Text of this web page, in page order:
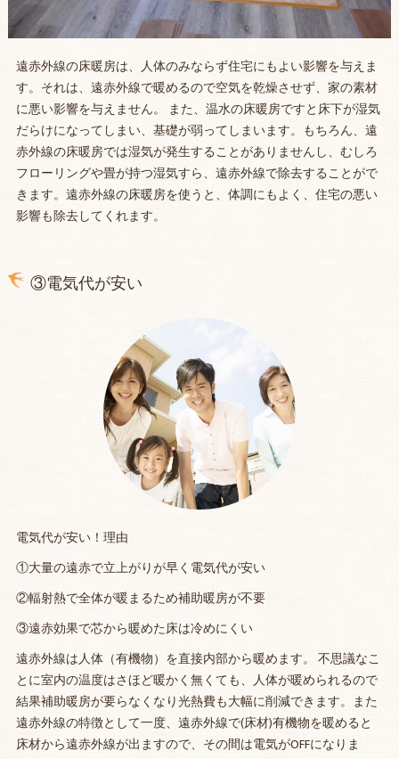
遠赤外線の床暖房は、人体のみならず住宅にもよい影響を与えま
す。それは、遠赤外線で暖めるので空気を乾燥させず、家の素材
に悪い影響を与えません。 また、温水の床暖房ですと床下が湿気
だらけになってしまい、基礎が弱ってしまいます。もちろん、遠
赤外線の床暖房では湿気が発生することがありませんし、むしろ
フローリングや畳が持つ湿気すら、遠赤外線で除去することがで
きます。遠赤外線の床暖房を使うと、体調にもよく、住宅の悪い
影響も除去してくれます。
③電気代が安い
電気代が安い！理由
①大量の遠赤で立上がりが早く電気代が安い
②輻射熱で全体が暖まるため補助暖房が不要
③遠赤効果で芯から暖めた床は冷めにくい
遠赤外線は人体（有機物）を直接内部から暖めます。 不思議なこ
とに室内の温度はさほど暖かく無くても、人体が暖められるので
結果補助暖房が要らなくなり光熱費も大幅に削減できます。また
遠赤外線の特徴として一度、遠赤外線で(床材)有機物を暖めると
床材から遠赤外線が出ますので、その間は電気がOFFになりま